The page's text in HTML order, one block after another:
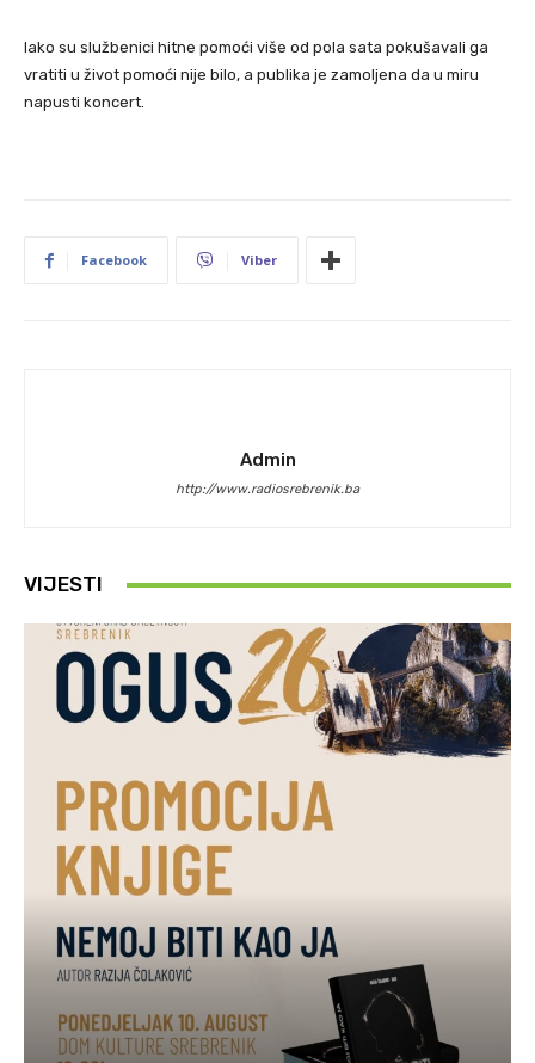
Iako su službenici hitne pomoći više od pola sata pokušavali ga
vratiti u život pomoći nije bilo, a publika je zamoljena da u miru
napusti koncert.
Facebook Viber
Admin
http://www.radiosrebrenik.ba
VIJESTI